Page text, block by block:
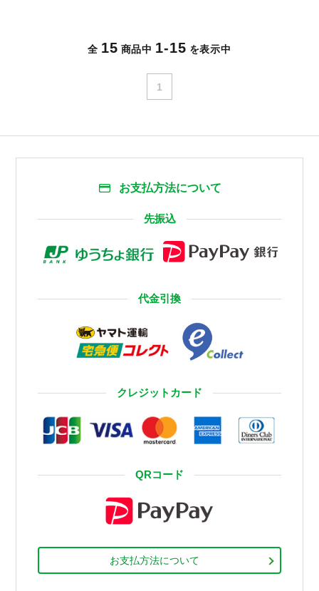
全 15 商品中 1-15 を表示中
1
お支払方法について
先振込
代金引換
クレジットカード
QRコード
お支払方法について